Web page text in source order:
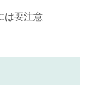
は要注意